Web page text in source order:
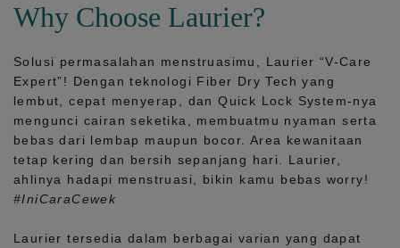
Why Choose Laurier?
Solusi permasalahan menstruasimu, Laurier “V-Care
Expert”! Dengan teknologi Fiber Dry Tech yang
lembut, cepat menyerap, danQuick Lock System-nya
mengunci cairan seketika, membuatmu nyaman serta
bebas dari lembap maupun bocor. Area kewanitaan
tetap kering dan bersih sepanjang hari.
Laurier,
ahlinya hadapi menstruasi, bikin kamu bebas worry!
#IniCaraCewek
Laurier tersedia dalam berbagai varian yang dapat